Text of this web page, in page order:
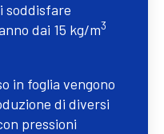
soddisfare
dai 15 kg/m3
in foglia vengono
di diversi
pressioni